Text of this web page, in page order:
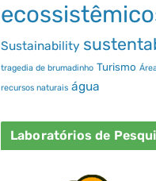
Sustainability
tragedia de brumadinho Turismo
recursos naturais água
Laboratórios de